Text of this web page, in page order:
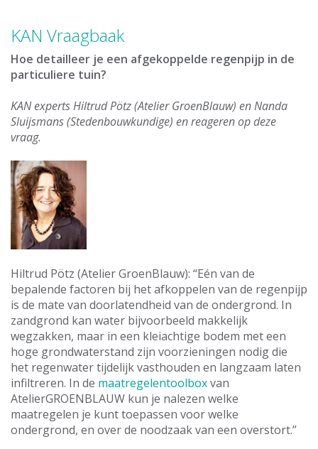
KAN Vraagbaak
Hoe detailleer je een afgekoppelde regenpijp in de
particuliere tuin?
KAN experts Hiltrud Pötz (Atelier GroenBlauw) en Nanda
Sluijsmans (Stedenbouwkundige) en reageren op deze
vraag.
Hiltrud Pötz (Atelier GroenBlauw): “Eén van de
bepalende factoren bij het afkoppelen van de regenpijp
is de mate van doorlatendheid van de ondergrond. In
zandgrond kan water bijvoorbeeld makkelijk
wegzakken, maar in een kleiachtige bodem met een
hoge grondwaterstand zijn voorzieningen nodig die
het regenwater tijdelijk vasthouden en langzaam laten
infiltreren. In de maatregelentoolboxvan
AtelierGROENBLAUW kun je nalezen welke
maatregelen je kunt toepassen voor welke
ondergrond, en over de noodzaak van een overstort.”